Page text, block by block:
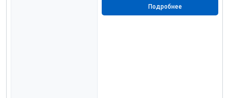
Подробнее